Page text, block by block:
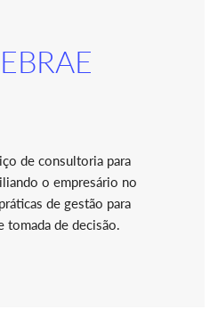
de consultoria para
o empresário no
de gestão para
tomada de decisão.